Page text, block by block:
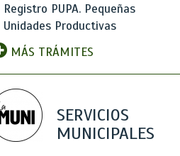
Registro PUPA. Pequeñas
Unidades Productivas
MÁS TRÁMITES
SERVICIOS
MUNICIPALES